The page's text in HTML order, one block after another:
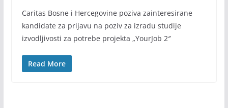
Caritas Bosne i Hercegovine poziva zainteresirane
kandidate za prijavu na poziv za izradu studije
izvodljivosti za potrebe projekta „YourJob 2″
Read More